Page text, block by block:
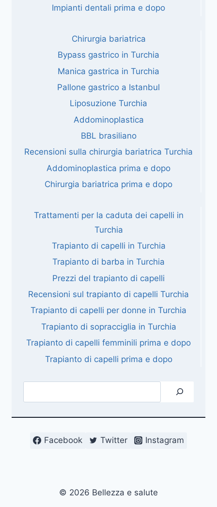
Impianti dentali prima e dopo
Chirurgia bariatrica
Bypass gastrico in Turchia
Manica gastrica in Turchia
Pallone gastrico a Istanbul
Liposuzione Turchia
Addominoplastica
BBL brasiliano
Recensioni sulla chirurgia bariatrica Turchia
Addominoplastica prima e dopo
Chirurgia bariatrica prima e dopo
Trattamenti per la caduta dei capelli in
Turchia
Trapianto di capelli in Turchia
Trapianto di barba in Turchia
Prezzi del trapianto di capelli
Recensioni sul trapianto di capelli Turchia
Trapianto di capelli per donne in Turchia
Trapianto di sopracciglia in Turchia
Trapianto di capelli femminili prima e dopo
Trapianto di capelli prima e dopo
Facebook Twitter Instagram
© 2026 Bellezza e salute